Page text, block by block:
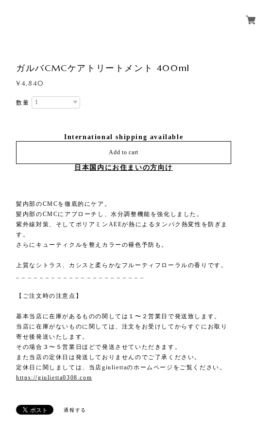
ガルバCMCケアトリートメント 400ml
¥4,840
数量
International shipping available
Add to cart
日本国内にお住まいの方向け
髪内部のCMCを徹底的にケア。
髪内部のCMCにアプローチし、水分調整機能を強化しました。
紫外線対策、そしてポリアミンAEEが熱によるタンパク熱変性を防ぎま
す。
さらにキューティクルを整えカラーの褪色予防も。
上質なシトラス、カシスと柔らかなフルーティフローラルの香りです。
【ご注文時の注意点】
基本当店に在庫があるものの関しては１〜２営業日で発送致します。
当店に在庫がないものに関しては、注文をお受けしてからすぐにお取り
寄せ後発送いたします。
その場合３〜５営業日ほどで発送させていただきます。
また当店の定休日は発送しておりませんのでご了承ください。
定休日に関しましては、当店giuliettaのホームページをご覧ください。
https://giulietta0308.com
通報する